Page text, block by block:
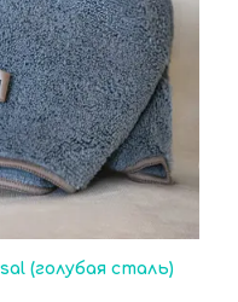
(голубая сталь)